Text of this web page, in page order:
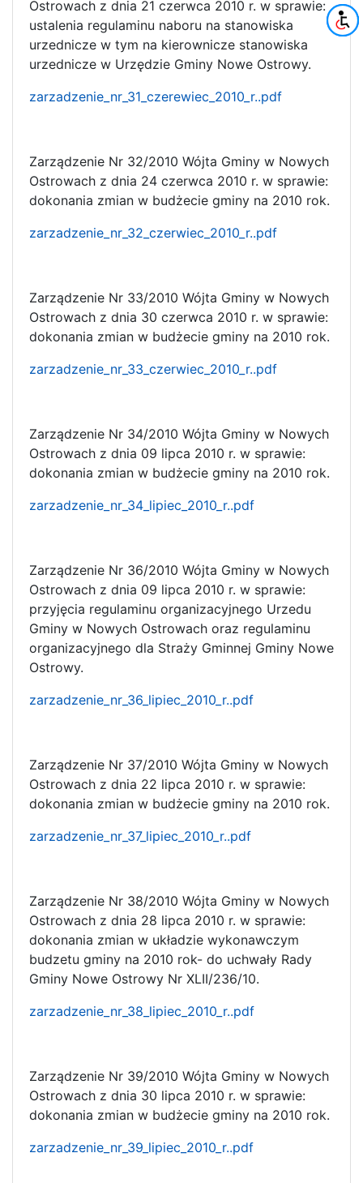
Ostrowach z dnia 21 czerwca 2010 r. w sprawie:
ustalenia regulaminu naboru na stanowiska
urzednicze w tym na kierownicze stanowiska
urzednicze w Urzędzie Gminy Nowe Ostrowy.
zarzadzenie_nr_31_czerewiec_2010_r..pdf
Zarządzenie Nr 32/2010 Wójta Gminy w Nowych
Ostrowach z dnia 24 czerwca 2010 r. w sprawie:
dokonania zmian w budżecie gminy na 2010 rok.
zarzadzenie_nr_32_czerwiec_2010_r..pdf
Zarządzenie Nr 33/2010 Wójta Gminy w Nowych
Ostrowach z dnia 30 czerwca 2010 r. w sprawie:
dokonania zmian w budżecie gminy na 2010 rok.
zarzadzenie_nr_33_czerwiec_2010_r..pdf
Zarządzenie Nr 34/2010 Wójta Gminy w Nowych
Ostrowach z dnia 09 lipca 2010 r. w sprawie:
dokonania zmian w budżecie gminy na 2010 rok.
zarzadzenie_nr_34_lipiec_2010_r..pdf
Zarządzenie Nr 36/2010 Wójta Gminy w Nowych
Ostrowach z dnia 09 lipca 2010 r. w sprawie:
przyjęcia regulaminu organizacyjnego Urzedu
Gminy w Nowych Ostrowach oraz regulaminu
organizacyjnego dla Straży Gminnej Gminy Nowe
Ostrowy.
zarzadzenie_nr_36_lipiec_2010_r..pdf
Zarządzenie Nr 37/2010 Wójta Gminy w Nowych
Ostrowach z dnia 22 lipca 2010 r. w sprawie:
dokonania zmian w budżecie gminy na 2010 rok.
zarzadzenie_nr_37_lipiec_2010_r..pdf
Zarządzenie Nr 38/2010 Wójta Gminy w Nowych
Ostrowach z dnia 28 lipca 2010 r. w sprawie:
dokonania zmian w układzie wykonawczym
budzetu gminy na 2010 rok- do uchwały Rady
Gminy Nowe Ostrowy Nr XLII/236/10.
zarzadzenie_nr_38_lipiec_2010_r..pdf
Zarządzenie Nr 39/2010 Wójta Gminy w Nowych
Ostrowach z dnia 30 lipca 2010 r. w sprawie:
dokonania zmian w budżecie gminy na 2010 rok.
zarzadzenie_nr_39_lipiec_2010_r..pdf